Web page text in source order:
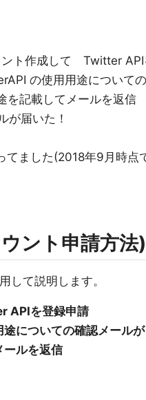
ト作成して Twitter API
の使用用途について
を記載してメールを返
が届いた！
ました(2018年9月時点
ント申請方法
して説明します。
APIを登録申請
についての確認メールが
ルを返信